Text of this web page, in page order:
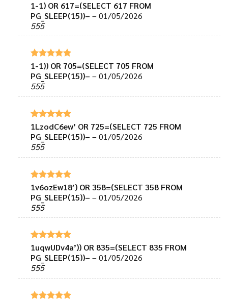
Được xếp
hạng55
sao
1-1) OR 617=(SELECT 617 FROM
PG_SLEEP(15))– – 01/05/2026
555
Được xếp
hạng55
sao
1-1)) OR 705=(SELECT 705 FROM
PG_SLEEP(15))– – 01/05/2026
555
Được xếp
hạng55
sao
1LzodC6ew’ OR 725=(SELECT 725 FROM
PG_SLEEP(15))– – 01/05/2026
555
Được xếp
hạng55
sao
1v6ozEw18′) OR 358=(SELECT 358 FROM
PG_SLEEP(15))– – 01/05/2026
555
Được xếp
hạng55
sao
1uqwUDv4a’)) OR 835=(SELECT 835 FROM
PG_SLEEP(15))– – 01/05/2026
555